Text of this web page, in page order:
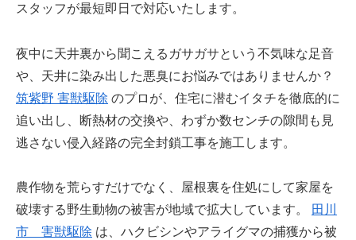
スタッフが最短即日で対応いたします。
夜中に天井裏から聞こえるガサガサという不気味な足音
や、天井に染み出した悪臭にお悩みではありませんか？
筑紫野 害獣駆除 のプロが、住宅に潜むイタチを徹底的に
追い出し、断熱材の交換や、わずか数センチの隙間も見
逃さない侵入経路の完全封鎖工事を施工します。
農作物を荒らすだけでなく、屋根裏を住処にして家屋を
破壊する野生動物の被害が地域で拡大しています。
田川
市 害獣駆除 は、ハクビシンやアライグマの捕獲から被